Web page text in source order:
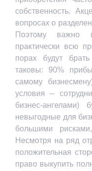
собственность.
вопросах о
Поэтому важно
практически всю
порах будут
таковы: 90%
самому
условия –
бизнес-ангелами)
невыгодные для
большими
Несмотря на ряд
положительная
право выкупить